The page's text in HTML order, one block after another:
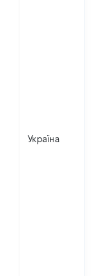
Україна